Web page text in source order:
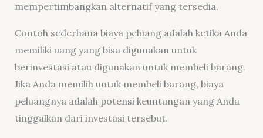
mempertimbangkan alternatif yang tersedia.
Contoh sederhana biaya peluang adalah ketika Anda
memiliki uang yang bisa digunakan untuk
berinvestasi atau digunakan untuk membeli barang.
Jika Anda memilih untuk membeli barang, biaya
peluangnya adalah potensi keuntungan yang Anda
tinggalkan dari investasi tersebut.